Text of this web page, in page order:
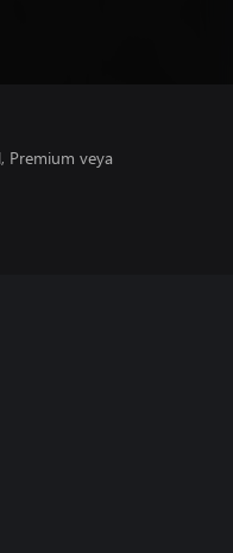
Premium veya